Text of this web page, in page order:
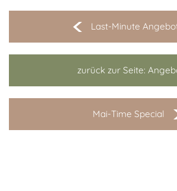
Last-Minute
zurück zur Seite:
Mai-Time Special